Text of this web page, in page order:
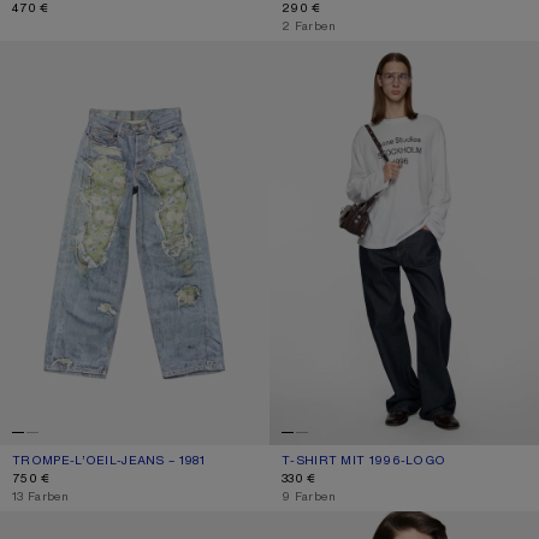
470 €
290 €
,2 Farben
TROMPE-L’OEIL-JEANS – 1981
AKTUELLE FARBE: BLAU/GRÜN
PREIS: 750 €.
750 €
,13 Farben
T-SHIRT MIT 1996-LOGO
T-SHIRT MIT 1996-LOGO
AKTUELLE FARBE: CREMEFARBEN
PREIS: 330 €.
330 €
,9 Farben
KAPUZENPULLOVER AUS FLEECE